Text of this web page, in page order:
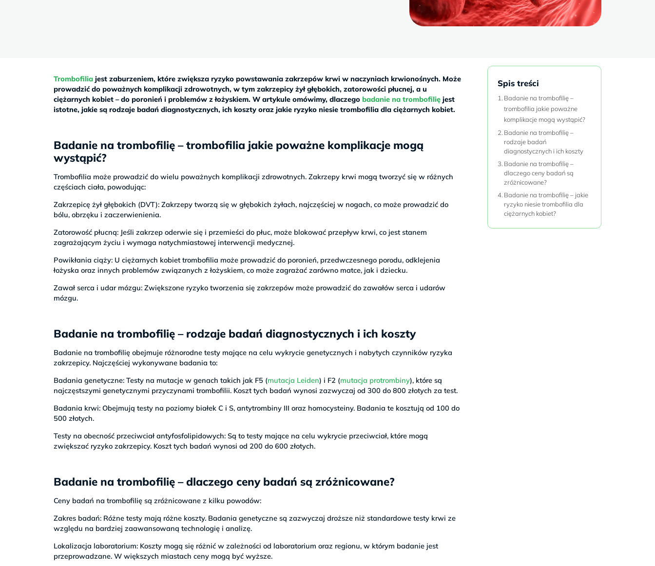
Trombofilia jest zaburzeniem, które zwiększa ryzyko powstawania zakrzepów krwi w naczyniach krwionośnych. Może
prowadzić do poważnych komplikacji zdrowotnych, w tym zakrzepicy żył głębokich, zatorowości płucnej, a u
ciężarnych kobiet – do poronień i problemów z łożyskiem. W artykule omówimy, dlaczego badanie na trombofilię jest
istotne, jakie są rodzaje badań diagnostycznych, ich koszty oraz jakie ryzyko niesie trombofilia dla ciężarnych kobiet.
Badanie na trombofilię – trombofilia jakie poważne komplikacje mogą
wystąpić?
Trombofilia może prowadzić do wielu poważnych komplikacji zdrowotnych. Zakrzepy krwi mogą tworzyć się w różnych
częściach ciała, powodując:
Zakrzepicę żył głębokich (DVT): Zakrzepy tworzą się w głębokich żyłach, najczęściej w nogach, co może prowadzić do
bólu, obrzęku i zaczerwienienia.
Zatorowość płucną: Jeśli zakrzep oderwie się i przemieści do płuc, może blokować przepływ krwi, co jest stanem
zagrażającym życiu i wymaga natychmiastowej interwencji medycznej.
Powikłania ciąży: U ciężarnych kobiet trombofilia może prowadzić do poronień, przedwczesnego porodu, odklejenia
łożyska oraz innych problemów związanych z łożyskiem, co może zagrażać zarówno matce, jak i dziecku.
Zawał serca i udar mózgu: Zwiększone ryzyko tworzenia się zakrzepów może prowadzić do zawałów serca i udarów
mózgu.
Badanie na trombofilię – rodzaje badań diagnostycznych i ich koszty
Badanie na trombofilię obejmuje różnorodne testy mające na celu wykrycie genetycznych i nabytych czynników ryzyka
zakrzepicy. Najczęściej wykonywane badania to:
Badania genetyczne: Testy na mutacje w genach takich jak F5 (mutacja Leiden) i F2 (mutacja protrombiny), które są
najczęstszymi genetycznymi przyczynami trombofilii. Koszt tych badań wynosi zazwyczaj od 300 do 800 złotych za test.
Badania krwi: Obejmują testy na poziomy białek C i S, antytrombiny III oraz homocysteiny. Badania te kosztują od 100 do
500 złotych.
Testy na obecność przeciwciał antyfosfolipidowych: Są to testy mające na celu wykrycie przeciwciał, które mogą
zwiększać ryzyko zakrzepicy. Koszt tych badań wynosi od 200 do 600 złotych.
Badanie na trombofilię – dlaczego ceny badań są zróżnicowane?
Ceny badań na trombofilię są zróżnicowane z kilku powodów:
Zakres badań: Różne testy mają różne koszty. Badania genetyczne są zazwyczaj droższe niż standardowe testy krwi ze
względu na bardziej zaawansowaną technologię i analizę.
Lokalizacja laboratorium: Koszty mogą się różnić w zależności od laboratorium oraz regionu, w którym badanie jest
przeprowadzane. W większych miastach ceny mogą być wyższe.
Spis treści
Badanie na trombofilię –
trombofilia jakie poważne
komplikacje mogą wystąpić?
Badanie na trombofilię –
rodzaje badań
diagnostycznych i ich koszty
Badanie na trombofilię –
dlaczego ceny badań są
zróżnicowane?
Badanie na trombofilię – jakie
ryzyko niesie trombofilia dla
ciężarnych kobiet?